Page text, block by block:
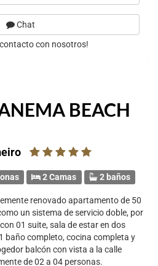
BEACH
2 Camas 2 baños
renovado apartamento de 50
un sistema de servicio doble, por
01 suite, sala de estar en dos
baño completo, cocina completa y
balcón con vista a la calle
de 02 a 04 personas.
Chat
contacto con nosotros!